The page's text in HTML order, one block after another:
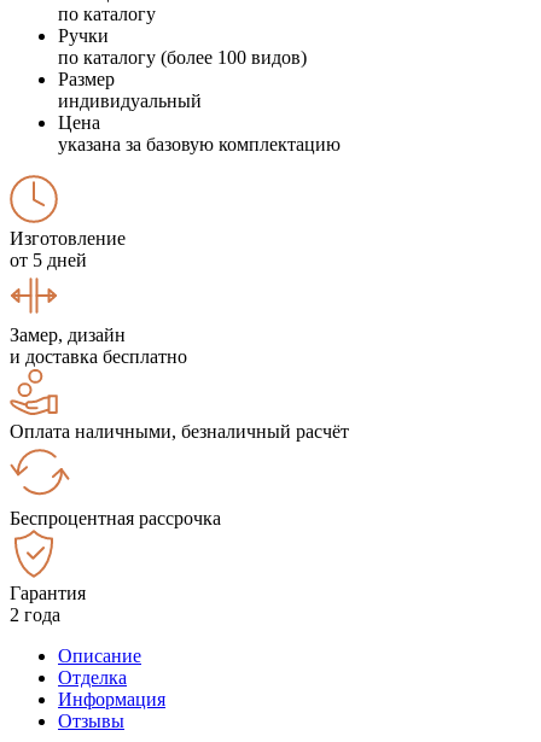
по каталогу
Ручки
по каталогу (более 100 видов)
Размер
индивидуальный
Цена
указана за базовую комплектацию
Изготовление
от 5 дней
Замер, дизайн
и доставка бесплатно
Оплата наличными, безналичный расчёт
Беспроцентная рассрочка
Гарантия
2 года
Описание
Отделка
Информация
Отзывы